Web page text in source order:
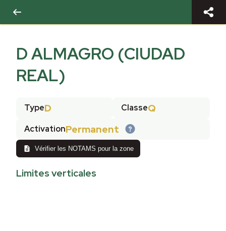
D ALMAGRO (CIUDAD
REAL)
TypeD ClasseQ
ActivationPermanent
Vérifier les NOTAMS pour la zone
Limites verticales